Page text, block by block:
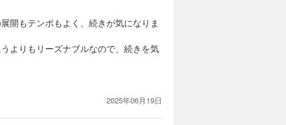
開もテンポもよく、続きが気になりま
よりもリーズナブルなので、続きを気
2025年06月19日